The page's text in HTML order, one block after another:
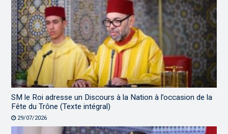
SM le Roi adresse un Discours à la Nation à l’occasion de la
Fête du Trône (Texte intégral)
29/07/2026